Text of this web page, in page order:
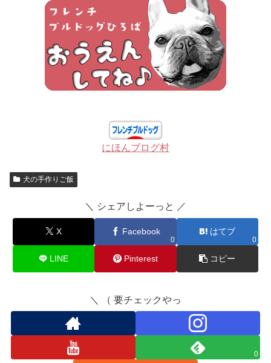
にほんブログ村
犬の手作りご飯
＼ シェアしよーっと ／
X Facebook
0
はてブ
0
LINE Pinterest コピー
＼ （ 要チェックやっ
0